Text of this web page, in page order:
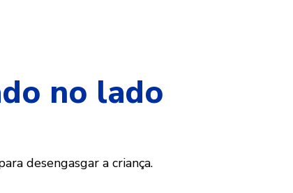
no lado
desengasgar a criança.